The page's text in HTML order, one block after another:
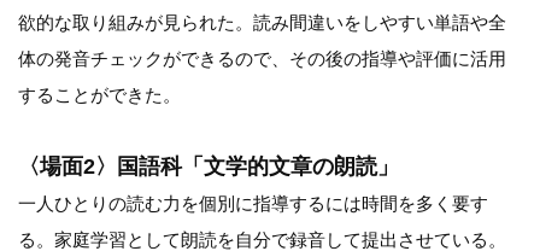
欲的な取り組みが見られた。読み間違いをしやすい単語や全
体の発音チェックができるので、その後の指導や評価に活用
することができた。
〈場面2〉国語科「文学的文章の朗読」
一人ひとりの読む力を個別に指導するには時間を多く要す
る。家庭学習として朗読を自分で録音して提出させている。